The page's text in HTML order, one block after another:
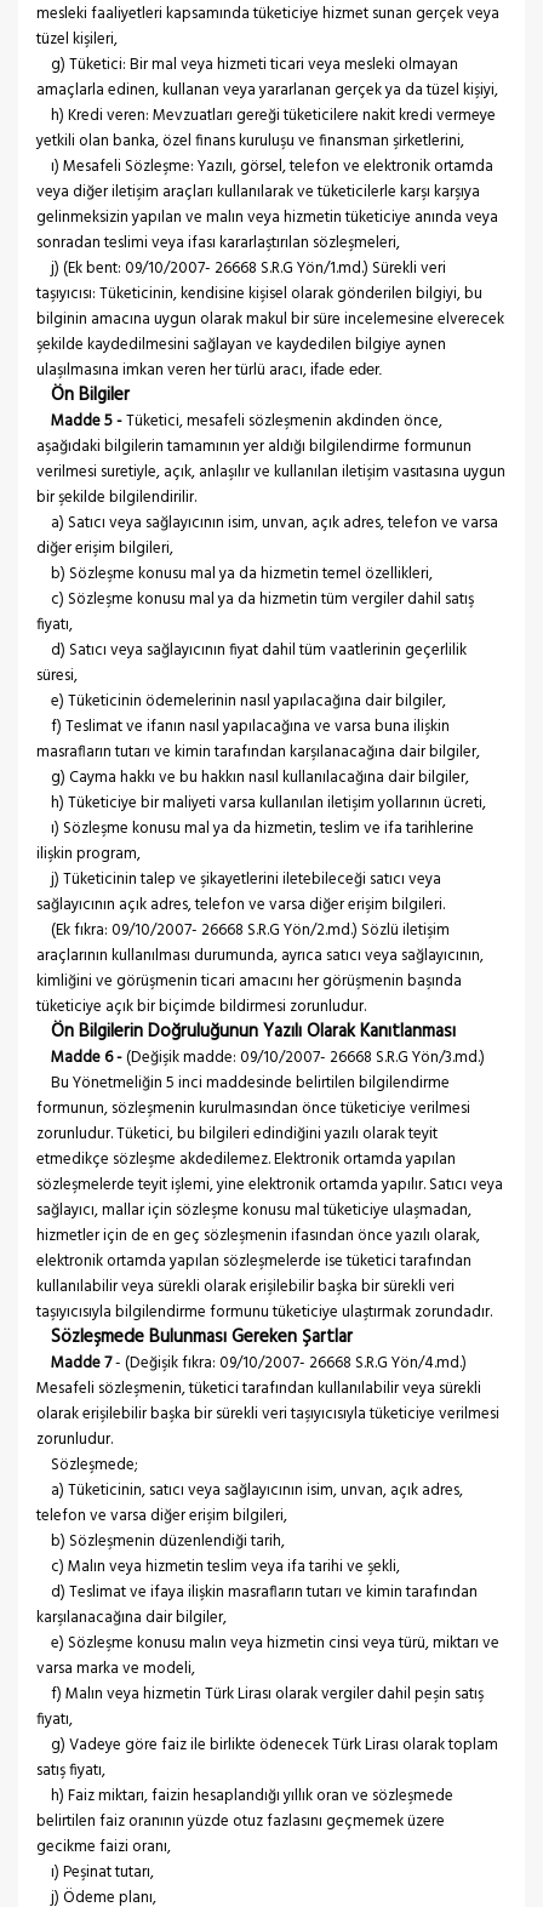
mesleki faaliyetleri kapsamında tüketiciye hizmet sunan gerçek veya
tüzel kişileri,
g) Tüketici: Bir mal veya hizmeti ticari veya mesleki olmayan
amaçlarla edinen, kullanan veya yararlanan gerçek ya da tüzel kişiyi,
h) Kredi veren: Mevzuatları gereği tüketicilere nakit kredi vermeye
yetkili olan banka, özel finans kuruluşu ve finansman şirketlerini,
ı) Mesafeli Sözleşme: Yazılı, görsel, telefon ve elektronik ortamda
veya diğer iletişim araçları kullanılarak ve tüketicilerle karşı karşıya
gelinmeksizin yapılan ve malın veya hizmetin tüketiciye anında veya
sonradan teslimi veya ifası kararlaştırılan sözleşmeleri,
j) (Ek bent: 09/10/2007- 26668 S.R.G Yön/1.md.) Sürekli veri
taşıyıcısı: Tüketicinin, kendisine kişisel olarak gönderilen bilgiyi, bu
bilginin amacına uygun olarak makul bir süre incelemesine elverecek
şekilde kaydedilmesini sağlayan ve kaydedilen bilgiye aynen
ulaşılmasına imkan veren her türlü aracı, ifade eder.
Ön Bilgiler
Madde 5 -Tüketici, mesafeli sözleşmenin akdinden önce,
aşağıdaki bilgilerin tamamının yer aldığı bilgilendirme formunun
verilmesi suretiyle, açık, anlaşılır ve kullanılan iletişim vasıtasına uygun
bir şekilde bilgilendirilir.
a) Satıcı veya sağlayıcının isim, unvan, açık adres, telefon ve varsa
diğer erişim bilgileri,
b) Sözleşme konusu mal ya da hizmetin temel özellikleri,
c) Sözleşme konusu mal ya da hizmetin tüm vergiler dahil satış
fiyatı,
d) Satıcı veya sağlayıcının fiyat dahil tüm vaatlerinin geçerlilik
süresi,
e) Tüketicinin ödemelerinin nasıl yapılacağına dair bilgiler,
f) Teslimat ve ifanın nasıl yapılacağına ve varsa buna ilişkin
masrafların tutarı ve kimin tarafından karşılanacağına dair bilgiler,
g) Cayma hakkı ve bu hakkın nasıl kullanılacağına dair bilgiler,
h) Tüketiciye bir maliyeti varsa kullanılan iletişim yollarının ücreti,
ı) Sözleşme konusu mal ya da hizmetin, teslim ve ifa tarihlerine
ilişkin program,
j) Tüketicinin talep ve şikayetlerini iletebileceği satıcı veya
sağlayıcının açık adres, telefon ve varsa diğer erişim bilgileri.
(Ek fıkra: 09/10/2007- 26668 S.R.G Yön/2.md.) Sözlü iletişim
araçlarının kullanılması durumunda, ayrıca satıcı veya sağlayıcının,
kimliğini ve görüşmenin ticari amacını her görüşmenin başında
tüketiciye açık bir biçimde bildirmesi zorunludur.
Ön Bilgilerin Doğruluğunun Yazılı Olarak Kanıtlanması
Madde 6 -(Değişik madde: 09/10/2007- 26668 S.R.G Yön/3.md.)
Bu Yönetmeliğin 5 inci maddesinde belirtilen bilgilendirme
formunun, sözleşmenin kurulmasından önce tüketiciye verilmesi
zorunludur. Tüketici, bu bilgileri edindiğini yazılı olarak teyit
etmedikçe sözleşme akdedilemez. Elektronik ortamda yapılan
sözleşmelerde teyit işlemi, yine elektronik ortamda yapılır. Satıcı veya
sağlayıcı, mallar için sözleşme konusu mal tüketiciye ulaşmadan,
hizmetler için de en geç sözleşmenin ifasından önce yazılı olarak,
elektronik ortamda yapılan sözleşmelerde ise tüketici tarafından
kullanılabilir veya sürekli olarak erişilebilir başka bir sürekli veri
taşıyıcısıyla bilgilendirme formunu tüketiciye ulaştırmak zorundadır.
Sözleşmede Bulunması Gereken Şartlar
Madde 7- (Değişik fıkra: 09/10/2007- 26668 S.R.G Yön/4.md.)
Mesafeli sözleşmenin, tüketici tarafından kullanılabilir veya sürekli
olarak erişilebilir başka bir sürekli veri taşıyıcısıyla tüketiciye verilmesi
zorunludur.
Sözleşmede;
a) Tüketicinin, satıcı veya sağlayıcının isim, unvan, açık adres,
telefon ve varsa diğer erişim bilgileri,
b) Sözleşmenin düzenlendiği tarih,
c) Malın veya hizmetin teslim veya ifa tarihi ve şekli,
d) Teslimat ve ifaya ilişkin masrafların tutarı ve kimin tarafından
karşılanacağına dair bilgiler,
e) Sözleşme konusu malın veya hizmetin cinsi veya türü, miktarı ve
varsa marka ve modeli,
f) Malın veya hizmetin Türk Lirası olarak vergiler dahil peşin satış
fiyatı,
g) Vadeye göre faiz ile birlikte ödenecek Türk Lirası olarak toplam
satış fiyatı,
h) Faiz miktarı, faizin hesaplandığı yıllık oran ve sözleşmede
belirtilen faiz oranının yüzde otuz fazlasını geçmemek üzere
gecikme faizi oranı,
ı) Peşinat tutarı,
j) Ödeme planı,